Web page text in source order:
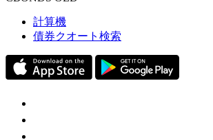
計算機
債券クオート検索